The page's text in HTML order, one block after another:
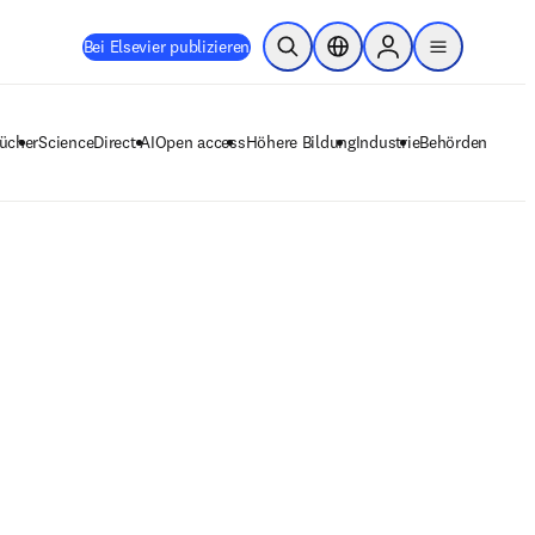
Bei Elsevier publizieren Suche öffnenStandortauswahl
Sign in to products
menu
ScienceDirect AIOpen accessHöhere BildungIndustrieBehörden